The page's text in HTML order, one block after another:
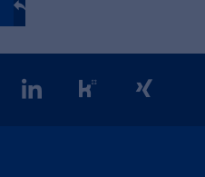
linkedinkununuxing